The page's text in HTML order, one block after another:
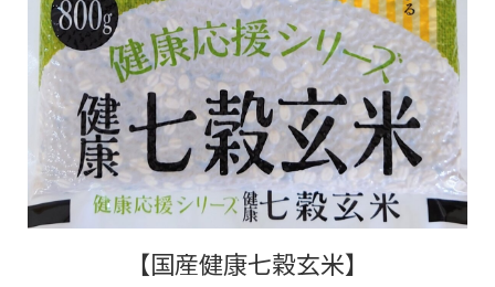
【国産健康七穀玄米】